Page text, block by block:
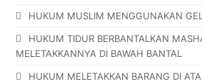
HUKUM MUSLIM MENGGUNAKAN
HUKUM TIDUR BERBANTALKAN
MELETAKKANNYA DI BAWAH BANTAL
HUKUM MELETAKKAN BARANG DI